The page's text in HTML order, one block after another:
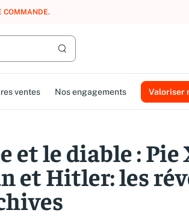
LE CLUB AMMAREAL.
Lancer la recherche
ventes Nos engagements Valoriser
et le diable : Pie
et Hitler: les